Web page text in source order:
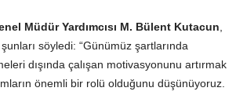
Müdür Yardımcısı M. Bülent Kutacun
söyledi: “Günümüz şartlarında
dışında çalışan motivasyonunu artırmak
önemli bir rolü olduğunu düşünüyoruz.